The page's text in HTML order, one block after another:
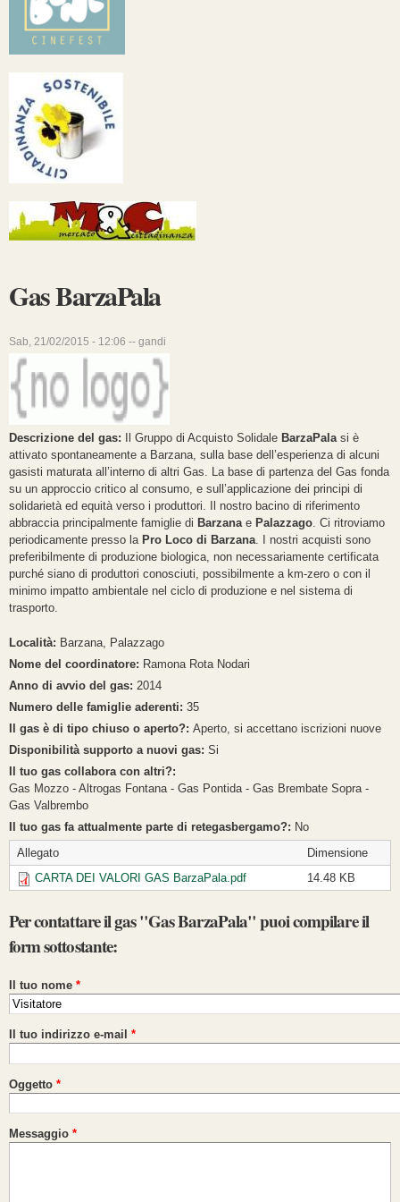
Gas BarzaPala
Sab, 21/02/2015 - 12:06 -- gandi
Descrizione del gas: Il Gruppo di Acquisto Solidale BarzaPalasi è
attivato spontaneamente a Barzana, sulla base dell’esperienza di alcuni
gasisti maturata all’interno di altri Gas. La base di partenza del Gas fonda
su un approccio critico al consumo, e sull’applicazione dei principi di
solidarietà ed equità verso i produttori. Il nostro bacino di riferimento
abbraccia principalmente famiglie di Barzanae Palazzago. Ci ritroviamo
periodicamente presso la Pro Loco di Barzana. I nostri acquisti sono
preferibilmente di produzione biologica, non necessariamente certificata
purché siano di produttori conosciuti, possibilmente a km-zero o con il
minimo impatto ambientale nel ciclo di produzione e nel sistema di
trasporto.
Località: Barzana, Palazzago
Nome del coordinatore: Ramona Rota Nodari
Anno di avvio del gas: 2014
Numero delle famiglie aderenti: 35
Il gas è di tipo chiuso o aperto?: Aperto, si accettano iscrizioni nuove
Disponibilità supporto a nuovi gas: Si
Il tuo gas collabora con altri?:
Gas Mozzo - Altrogas Fontana - Gas Pontida - Gas Brembate Sopra -
Gas Valbrembo
Il tuo gas fa attualmente parte di retegasbergamo?: No
Allegato
Dimensione
CARTA DEI VALORI GAS BarzaPala.pdf
14.48 KB
Per contattare il gas "Gas BarzaPala" puoi compilare il
form sottostante:
Il tuo nome *
Il tuo indirizzo e-mail *
Oggetto *
Messaggio *